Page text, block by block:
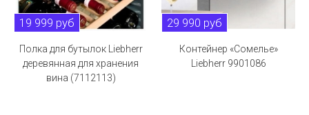
19 999 руб
Полка для бутылок Liebherr
деревянная для хранения
вина (7112113)
29 990 руб
Контейнер «Сомелье»
Liebherr 9901086